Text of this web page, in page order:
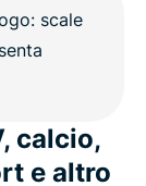
calcio,
e altro